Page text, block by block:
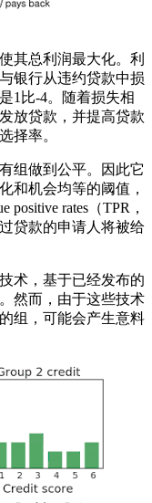
总利润最大化。利
银行从违约贷款中损
1比-4。随着损失相
放贷款，并提高贷款
择率。
做到公平。因此它
和机会均等的阈值，
rates（TPR，
贷款的申请人将被给
，基于已经发布的
然而，由于这些技术
组，可能会产生意料